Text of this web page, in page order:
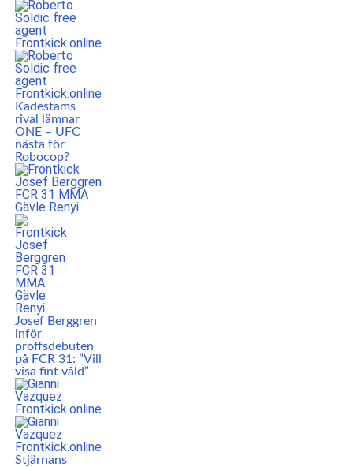
Kadestams
rival lämnar
ONE – UFC
nästa för
Robocop?
Josef Berggren
inför
proffsdebuten
på FCR 31: ”Vill
visa fint våld”
Stjärnans